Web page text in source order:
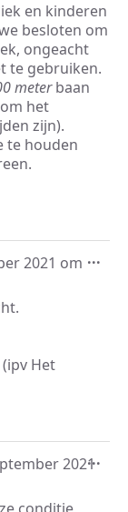
en kinderen
besloten om
ongeacht
te gebruiken.
meterbaan
het
zijn).
te houden
2021 om
Het
...
2021...